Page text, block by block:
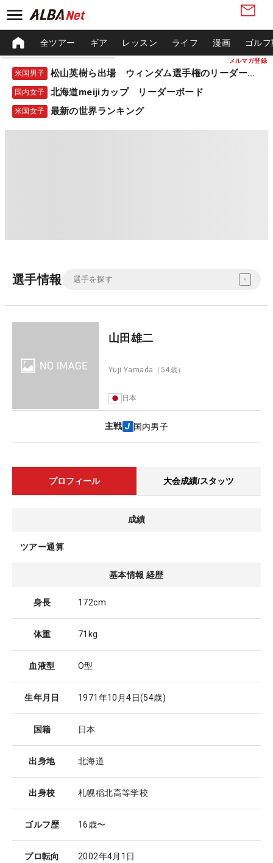
メルマガ登録
全ツアー ギア レッスン ライフ 漫画 ゴル
米国男子 松山英樹ら出場 ウィンダム選手権のリーダーボード
国内女子 北海道meijiカップ リーダーボード
米国女子 最新の世界ランキング
選手情報
山田雄二
Yuji Yamada （54歳）
日本
主戦 国内男子
プロフィール 大会成績/スタッツ
成績
ツアー通算
基本情報 経歴
身長 172cm
体重 71kg
血液型 O型
生年月日 1971年10月4日(54歳)
国籍 日本
出身地 北海道
出身校 札幌稲北高等学校
ゴルフ歴 16歳〜
プロ転向 2002年4月1日